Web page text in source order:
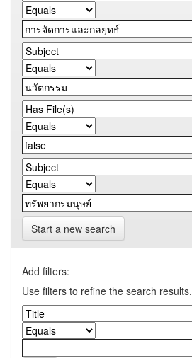
Start a new search
Add filters:
Use filters to refine the search results.